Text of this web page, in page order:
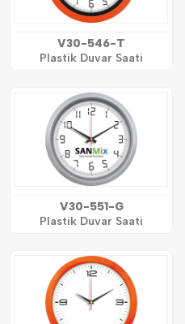
V30-546-T
Plastik Duvar Saati
V30-551-G
Plastik Duvar Saati